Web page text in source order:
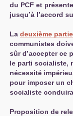
du PCF et
jusqu’à l’accord
La deuxième partie
communistes
sûr d’accepter ce
le parti socialiste,
nécessité
pour imposer un
socialiste
Proposition de